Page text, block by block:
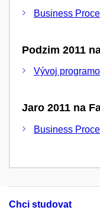
Business
Podzim 2011
Vývoj
Jaro 2011 na
Business
Chci studovat